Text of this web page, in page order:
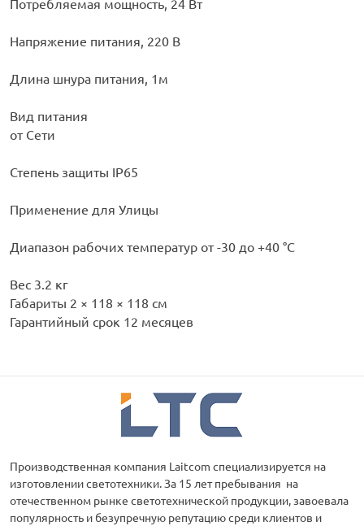
Потребляемая мощность, 24 Вт
Напряжение питания, 220 В
Длина шнура питания, 1м
Вид питания
от Сети
Степень защиты IP65
Применение для Улицы
Диапазон рабочих температур от -30 до +40 °С
Вес 3.2 кг
Габариты 2 × 118 × 118 см
Гарантийный срок 12 месяцев
Производственная компания Laitcom специализируется на
изготовлении светотехники. За 15 лет пребывания на
отечественном рынке светотехнической продукции, завоевала
популярность и безупречную репутацию среди клиентов и